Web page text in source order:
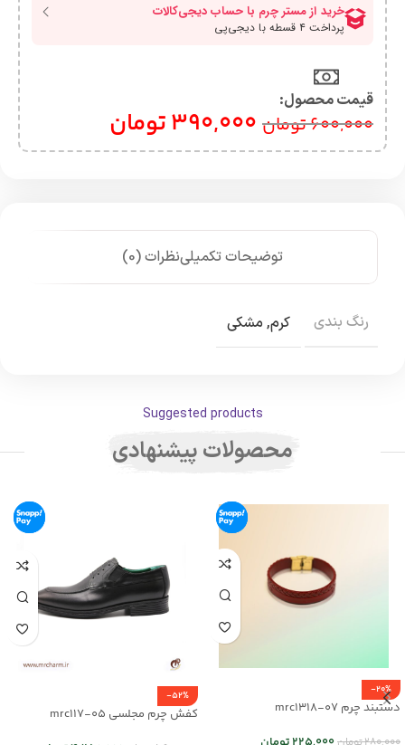
قیمت محصول:​
600,000تومان 390,000تومان
توضیحات تکمیلینظرات (0)
رنگ بندی کرم, مشکی
Suggested products
محصولات پیشنهادی
-20%
دستبند چرم mrc1318-07
-52%
کفش چرم مجلسی mrc117-05